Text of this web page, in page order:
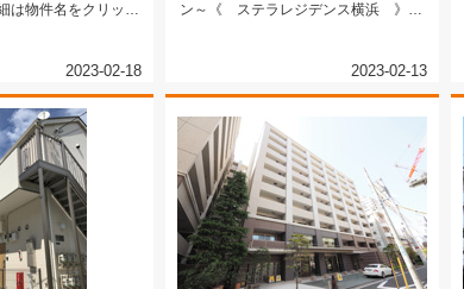
物件名をクリッ
2023-02-18
ン～《 ステラレジデンス横浜 》▲
2023-02-13